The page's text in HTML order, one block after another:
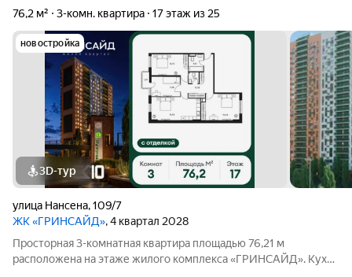
76,2 м²
3-комн. квартира 17 этаж из 25
новостройка
3D-тур
улица Нансена,109/7
ЖК «ГРИНСАЙД», 4 квартал 2028
Просторная 3-комнатная квартира площадью 76,21 м
расположена на этаже жилого комплекса «ГРИНСАЙД». Кухня